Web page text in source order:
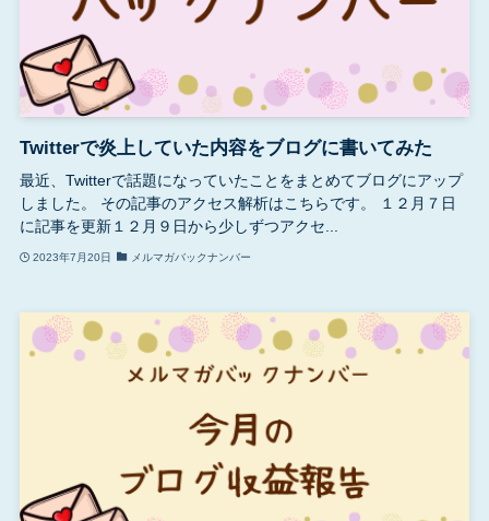
Twitterで炎上していた内容をブログに書いてみた
最近、Twitterで話題になっていたことをまとめてブログにアップ
しました。 その記事のアクセス解析はこちらです。 １２月７日
に記事を更新１２月９日から少しずつアクセ...
2023年7月20日 メルマガバックナンバー